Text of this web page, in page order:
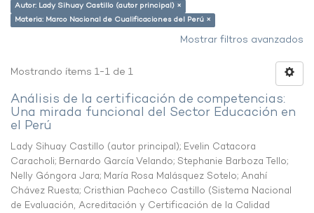
Autor: Lady Sihuay Castillo (autor principal) ×
Materia: Marco Nacional de Cualificaciones del Perú ×
Mostrar filtros avanzados
Mostrando ítems 1-1 de 1
Análisis de la certificación de competencias:
Una mirada funcional del Sector Educación en
el Perú
Lady Sihuay Castillo (autor principal); Evelin Catacora
Caracholi; Bernardo García Velando; Stephanie Barboza Tello;
Nelly Góngora Jara; María Rosa Malásquez Sotelo; Anahí
Chávez Ruesta; Cristhian Pacheco Castillo (Sistema Nacional
de Evaluación, Acreditación y Certificación de la Calidad